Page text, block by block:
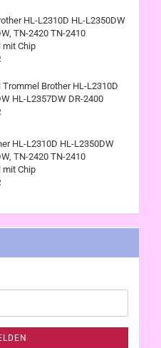
HL-L2310D HL-L2350DW
TN-2420 TN-2410
mit Chip
Trommel Brother HL-L2310D
HL-L2357DW DR-2400
HL-L2310D HL-L2350DW
TN-2420 TN-2410
mit Chip